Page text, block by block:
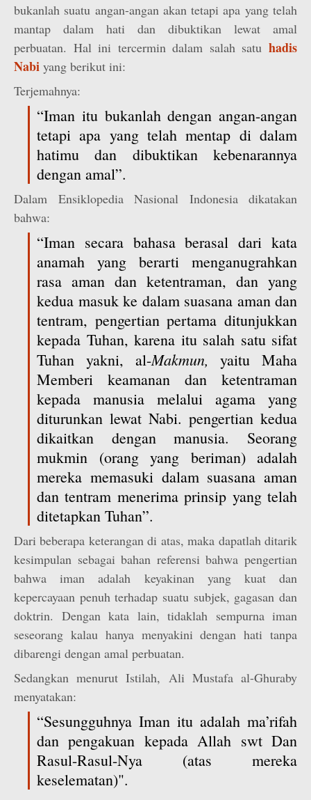
bukanlah suatu angan-angan akan tetapi apa yang telah
mantap dalam hati dan dibuktikan lewat amal
perbuatan. Hal ini tercermin dalam salah satu hadis
Nabi yang berikut ini:
Terjemahnya:
“Iman itu bukanlah dengan angan-angan
tetapi apa yang telah mentap di dalam
hatimu dan dibuktikan kebenarannya
dengan amal”.
Dalam Ensiklopedia Nasional Indonesia dikatakan
bahwa:
“Iman secara bahasa berasal dari kata
anamah yang berarti menganugrahkan
rasa aman dan ketentraman, dan yang
kedua masuk ke dalam suasana aman dan
tentram, pengertian pertama ditunjukkan
kepada Tuhan, karena itu salah satu sifat
Tuhan yakni, al-Makmun, yaitu Maha
Memberi keamanan dan ketentraman
kepada manusia melalui agama yang
diturunkan lewat Nabi. pengertian kedua
dikaitkan dengan manusia. Seorang
mukmin (orang yang beriman) adalah
mereka memasuki dalam suasana aman
dan tentram menerima prinsip yang telah
ditetapkan Tuhan”.
Dari beberapa keterangan di atas, maka dapatlah ditarik
kesimpulan sebagai bahan referensi bahwa pengertian
bahwa iman adalah keyakinan yang kuat dan
kepercayaan penuh terhadap suatu subjek, gagasan dan
doktrin. Dengan kata lain, tidaklah sempurna iman
seseorang kalau hanya menyakini dengan hati tanpa
dibarengi dengan amal perbuatan.
Sedangkan menurut Istilah, Ali Mustafa al-Ghuraby
menyatakan:
“Sesungguhnya Iman itu adalah ma’rifah
dan pengakuan kepada Allah swt Dan
Rasul-Rasul-Nya (atas mereka
keselematan)".